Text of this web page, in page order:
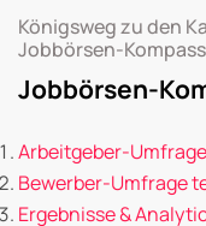
Königsweg zu den
Jobbörsen-
Jobbörsen-
Arbeitgeber-
Bewerber-Umfrage
Ergebnisse &